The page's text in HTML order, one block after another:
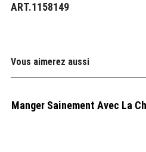
ART.1158149
Vous aimerez aussi
Manger Sainement Avec La